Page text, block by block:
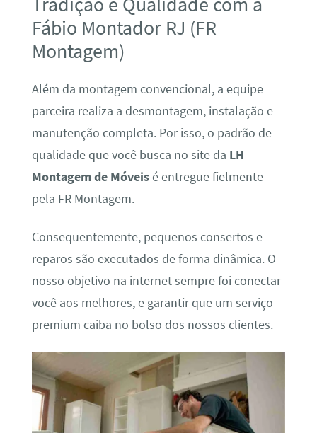
Fábio Montador RJ (FR
Montagem)
Além da montagem convencional, a equipe
parceira realiza a desmontagem, instalação e
manutenção completa. Por isso, o padrão de
qualidade que você busca no site da LH
Montagem de Móveisé entregue fielmente
pela FR Montagem.
Consequentemente, pequenos consertos e
reparos são executados de forma dinâmica. O
nosso objetivo na internet sempre foi conectar
você aos melhores, e garantir que um serviço
premium caiba no bolso dos nossos clientes.